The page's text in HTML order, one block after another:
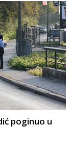
poginuo u